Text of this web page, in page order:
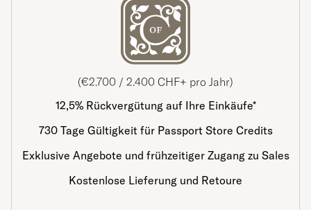
(€2.700 / 2.400 CHF+ pro Jahr)
12,5% Rückvergütung auf Ihre Einkäufe*
730 Tage Gültigkeit für Passport Store Credits
Exklusive Angebote und frühzeitiger Zugang zu Sales
Kostenlose Lieferung und Retoure